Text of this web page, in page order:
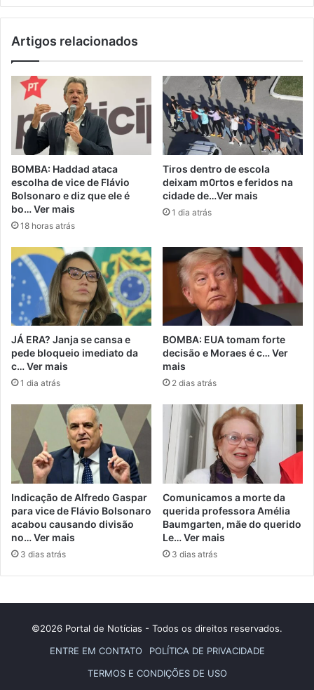
Artigos relacionados
BOMBA: Haddad ataca
escolha de vice de Flávio
Bolsonaro e diz que ele é
bo… Ver mais
18 horas atrás
Tiros dentro de escola
deixam m0rtos e feridos na
cidade de…Ver mais
1 dia atrás
JÁ ERA? Janja se cansa e
pede bloqueio imediato da
c… Ver mais
1 dia atrás
BOMBA: EUA tomam forte
decisão e Moraes é c… Ver
mais
2 dias atrás
Indicação de Alfredo Gaspar
para vice de Flávio Bolsonaro
acabou causando divisão
no… Ver mais
3 dias atrás
Comunicamos a morte da
querida professora Amélia
Baumgarten, mãe do querido
Le… Ver mais
3 dias atrás
©2026 Portal de Notícias - Todos os direitos reservados.
ENTRE EM CONTATO
POLÍTICA DE PRIVACIDADE
TERMOS E CONDIÇÕES DE USO